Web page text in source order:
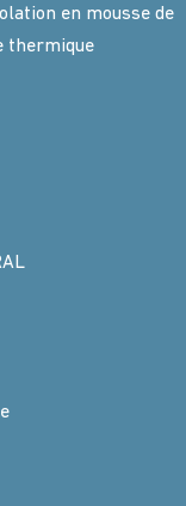
en mousse de
thermique